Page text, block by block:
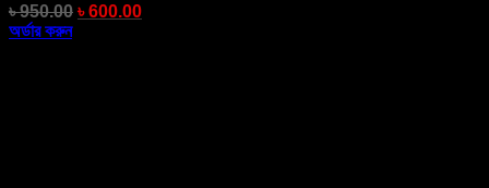
৳950.00 ৳600.00
অর্ডার করুন